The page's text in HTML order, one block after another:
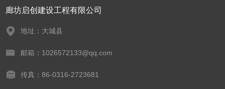
廊坊启创建设工程有限公司
地址：大城县
邮箱：1026572133@qq.com
传真：86-0316-2723681